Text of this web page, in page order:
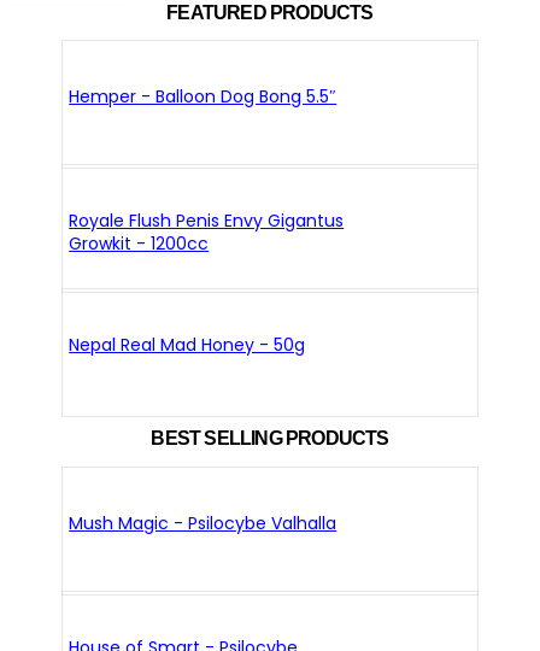
FEATURED PRODUCTS
Hemper - Balloon Dog Bong 5.5″
Royale Flush Penis Envy Gigantus
Growkit - 1200cc
Nepal Real Mad Honey - 50g
BEST SELLING PRODUCTS
Mush Magic - Psilocybe Valhalla